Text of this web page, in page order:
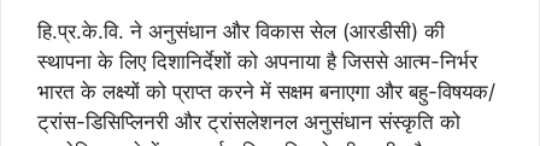
हि.प्र.के.वि. ने अनुसंधान और विकास सेल (आरडीसी) की
स्थापना के लिए दिशानिर्देशों को अपनाया है जिससे आत्म-निर्भर
भारत के लक्ष्यों को प्राप्त करने में सक्षम बनाएगा और बहु-विषयक/
ट्रांस-डिसिप्लिनरी और ट्रांसलेशनल अनुसंधान संस्कृति को